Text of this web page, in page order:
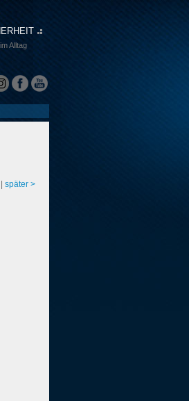
Alltag
später >